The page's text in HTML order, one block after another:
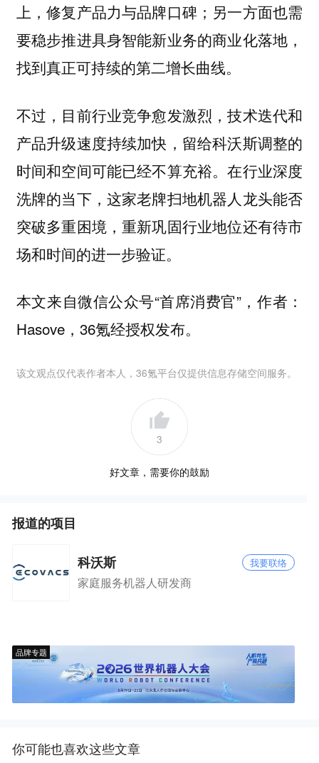
上，修复产品力与品牌口碑；另一方面也需
要稳步推进具身智能新业务的商业化落地，
找到真正可持续的第二增长曲线。
不过，目前行业竞争愈发激烈，技术迭代和
产品升级速度持续加快，留给科沃斯调整的
时间和空间可能已经不算充裕。在行业深度
洗牌的当下，这家老牌扫地机器人龙头能否
突破多重困境，重新巩固行业地位还有待市
场和时间的进一步验证。
本文来自微信公众号“首席消费官”，作者：
Hasove，36氪经授权发布。
该文观点仅代表作者本人，36氪平台仅提供信息存储空间服务。
3
好文章，需要你的鼓励
报道的项目
科沃斯 我要联络
家庭服务机器人研发商
品牌专题
你可能也喜欢这些文章